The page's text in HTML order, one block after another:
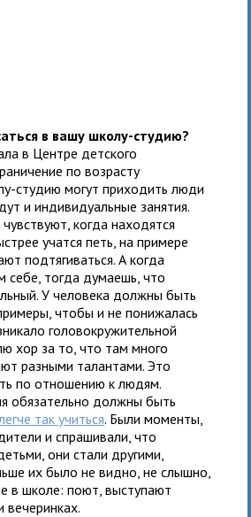
в вашу школу-студию?
в Центре детского
по возрасту
студию могут приходить люди
и индивидуальные занятия.
когда находятся
учатся петь, на примере
подтягиваться. А когда
себе, тогда думаешь, что
У человека должны быть
чтобы и не понижалась
головокружительной
хор за то, что там много
разными талантами. Это
по отношению к людям.
обязательно должны быть
так учиться. Были моменты,
и спрашивали, что
они стали другими,
их было не видно, не слышно,
в школе: поют, выступают
вечеринках.